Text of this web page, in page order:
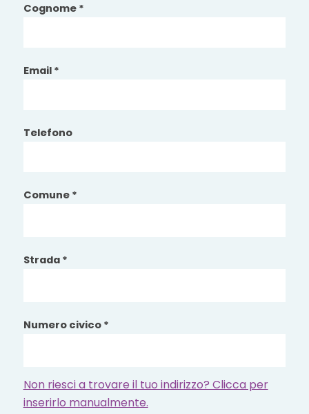
Cognome *
Email *
Telefono
Comune *
Strada *
Numero civico *
Non riesci a trovare il tuo indirizzo? Clicca per
inserirlo manualmente.